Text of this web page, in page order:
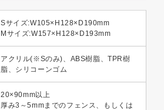
Sサイズ:W105×H128×D190mm
Mサイズ:W157×H128×D193mm
アクリル(※Sのみ)、ABS樹脂、TPR樹
脂、シリコーンゴム
20×90mm以上
厚み3～5mmまでのフェンス、もしくは